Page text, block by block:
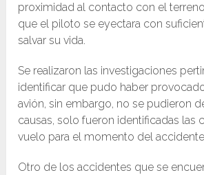
proximidad al contacto con el
que el piloto se eyectara con
salvar su vida.
Se realizaron las investigaciones
identificar que pudo haber
avión, sin embargo, no se pudieron
causas, solo fueron identificadas las
vuelo para el momento del
Otro de los accidentes que se